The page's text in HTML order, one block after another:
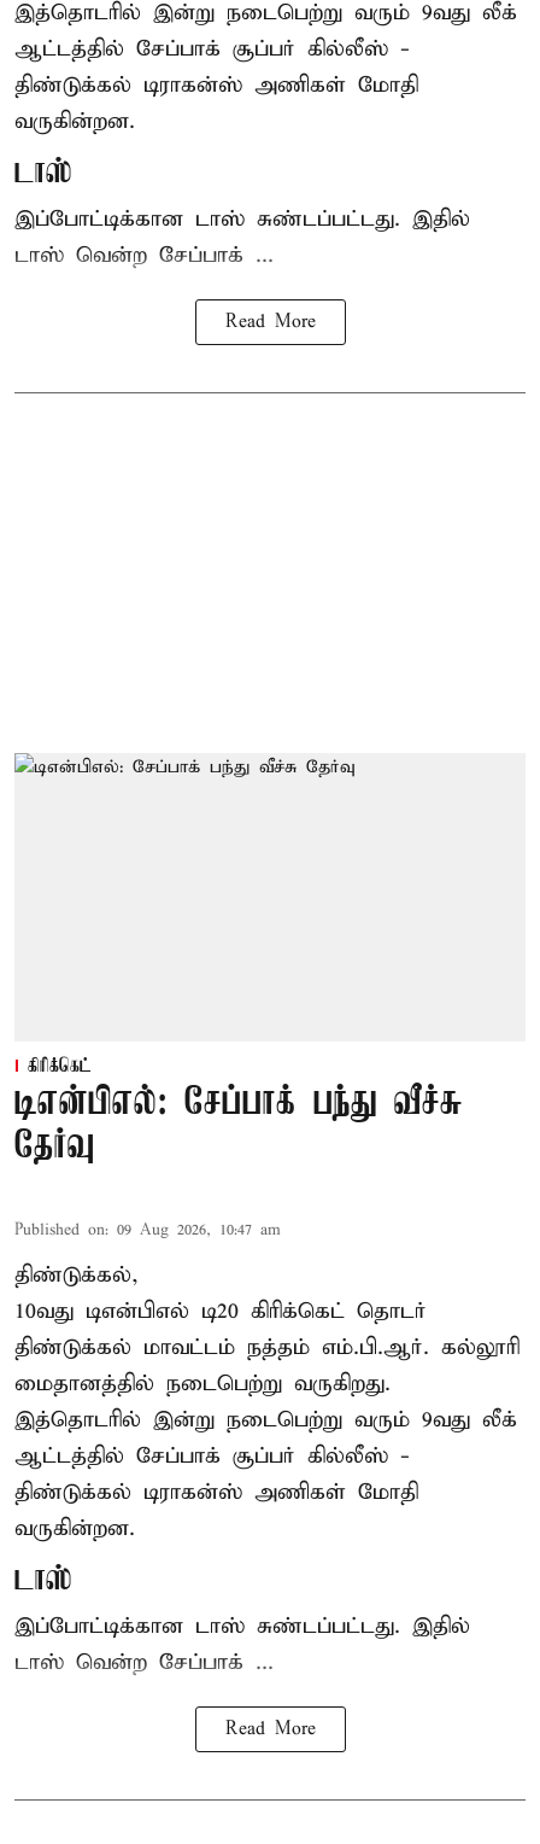
இத்தொடரில் இன்று நடைபெற்று வரும் 9வது லீக்
ஆட்டத்தில் சேப்பாக் சூப்பர் கில்லீஸ் -
திண்டுக்கல் டிராகன்ஸ் அணிகள் மோதி
வருகின்றன.
டாஸ்
இப்போட்டிக்கான டாஸ் சுண்டப்பட்டது. இதில்
டாஸ் வென்ற சேப்பாக் ...
Read More
கிரிக்கெட்
டிஎன்பிஎல்: சேப்பாக் பந்து வீச்சு
தேர்வு
Published on: 09 Aug 2026, 10:47 am
திண்டுக்கல்,
10வது டிஎன்பிஎல் டி20 கிரிக்கெட் தொடர்
திண்டுக்கல் மாவட்டம் நத்தம் எம்.பி.ஆர். கல்லூரி
மைதானத்தில் நடைபெற்று வருகிறது.
இத்தொடரில் இன்று நடைபெற்று வரும் 9வது லீக்
ஆட்டத்தில் சேப்பாக் சூப்பர் கில்லீஸ் -
திண்டுக்கல் டிராகன்ஸ் அணிகள் மோதி
வருகின்றன.
டாஸ்
இப்போட்டிக்கான டாஸ் சுண்டப்பட்டது. இதில்
டாஸ் வென்ற சேப்பாக் ...
Read More